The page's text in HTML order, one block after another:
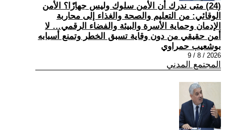
(24) متى ندرك أن الأمن سلوك وليس جهازًا؟ الأمن
الوقائي: من التعليم والصحة والغذاء إلى محاربة
الإدمان وحماية الأسرة والبيئة والفضاء الرقمي… لا
أمن حقيقي من دون وقاية تسبق الخطر وتمنع أسبابه
بوشعيب حمراوي
2026 / 8 / 9
المجتمع المدني